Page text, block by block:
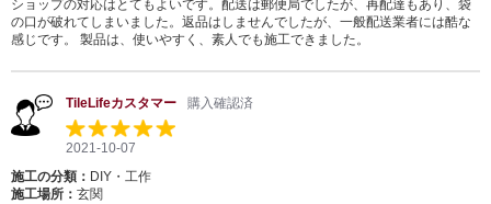
ショップの対応はとてもよいです。配送は郵便局でしたが、再配達もあり、袋
の口が破れてしまいました。返品はしませんでしたが、一般配送業者には酷な
感じです。 製品は、使いやすく、素人でも施工できました。
TileLifeカスタマー 購入確認済
2021-10-07
施工の分類： DIY・工作
施工場所： 玄関